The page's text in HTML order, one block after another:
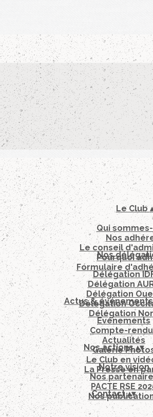
Le Club
Qui
Nos
Le conseil
Pourquoi
Formulaire
Nos
Délégation
Délégation
Délégation
Délégation
Délégation
Actus &
Evénements
Compte-
Actualités
Galérie
Le Club en
La Presse en
Nos actions▴▾
Notre vision
Nos
PACTE RSE
Nos
Contact▴▾